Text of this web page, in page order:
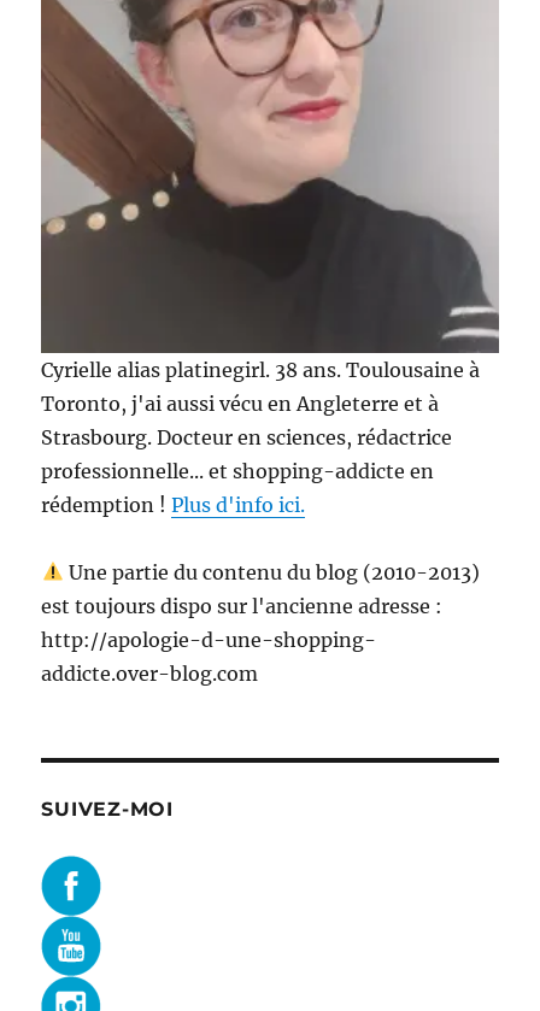
Cyrielle alias platinegirl. 38 ans. Toulousaine à
Toronto, j'ai aussi vécu en Angleterre et à
Strasbourg. Docteur en sciences, rédactrice
professionnelle... et shopping-addicte en
rédemption !Plus d'info ici.
Une partie du contenu du blog (2010-2013)
est toujours dispo sur l'ancienne adresse :
http://apologie-d-une-shopping-
addicte.over-blog.com
SUIVEZ-MOI